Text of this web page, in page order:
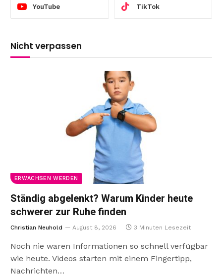
YouTube TikTok
Nicht verpassen
ERWACHSEN WERDEN
Ständig abgelenkt? Warum Kinder heute
schwerer zur Ruhe finden
Christian Neuhold August 8, 2026 3 Minuten Lesezeit
Noch nie waren Informationen so schnell verfügbar
wie heute. Videos starten mit einem Fingertipp,
Nachrichten…